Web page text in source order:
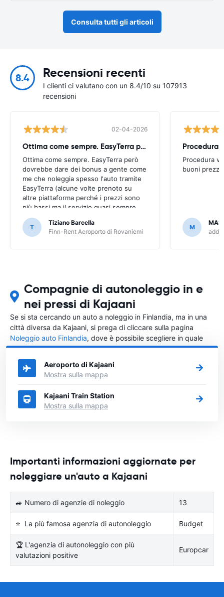
Consulta tutti gli articoli
8.4 Recensioni recenti
I clienti ci valutano con un 8.4/10 su 107913
recensioni
02-04-2026
Ottima come sempre. EasyTerra però
Ottima come sempre. EasyTerra però
dovrebbe dare dei bonus a gente come
me che noleggia spesso l'auto tramite
EasyTerra (alcune volte prenoto su
altre piattaforma perché i prezzi sono
più bassi ma il servizio quasi sempre
peggiore tramite piattaforma di
prenotazione (EasyTerra è più semplice
e chiaro)
T
Tiziano Barcella
Finn-Rent Aeroporto di Rovaniemi
Procedura
buoni prezzi.
M
Compagnie di autonoleggio in e
nei pressi di Kajaani
Se si sta cercando un auto a noleggio in Finlandia, ma in una
città diversa da Kajaani, si prega di cliccare sulla pagina
Noleggio auto Finlandia, dove è possibile scegliere in quale
città in Finlandia si vuole noleggiare l'auto.
Aeroporto di Kajaani
Mostra sulla mappa
Kajaani Train Station
Mostra sulla mappa
Importanti informazioni aggiornate per
noleggiare un'auto a Kajaani
🚙 Numero di agenzie di noleggio 13
⭐ La più famosa agenzia di autonoleggio Budget
🏆 L'agenzia di autonoleggio con più
valutazioni positive
Europcar